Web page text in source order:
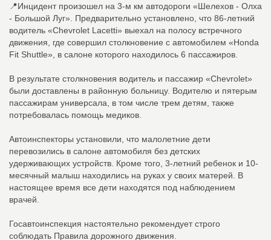
📍Инцидент произошел на 3-м км автодороги «Шелехов - Олха
- Большой Луг». Предварительно установлено, что 86-летний
водитель «Chevrolet Lacetti» выехал на полосу встречного
движения, где совершил столкновение с автомобилем «Honda
Fit Shuttle», в салоне которого находилось 6 пассажиров.
В результате столкновения водитель и пассажир «Chevrolet»
были доставлены в районную больницу. Водителю и пятерым
пассажирам универсала, в том числе трем детям, также
потребовалась помощь медиков.
Автоинспекторы установили, что малолетние дети
перевозились в салоне автомобиля без детских
удерживающих устройств. Кроме того, 3-летний ребенок и 10-
месячный малыш находились на руках у своих матерей. В
настоящее время все дети находятся под наблюдением
врачей.
Госавтоинспекция настоятельно рекомендует строго
соблюдать Правила дорожного движения.